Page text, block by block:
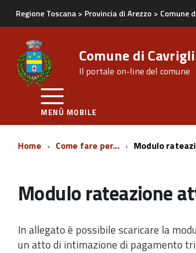
Regione Toscana > Provincia di Arezzo > Comune
Comune di
Il portale on-line del comune
MENÙ MOBILE
Home Come fare per... Modulo
Modulo rateazione
In allegato è possibile scaricare la
un atto di intimazione di pagamento